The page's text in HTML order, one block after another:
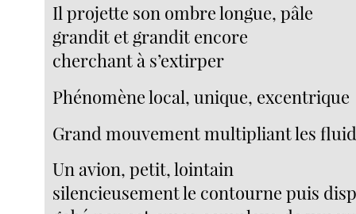
Il projette son ombre longue, pâle
grandit et grandit encore
cherchant à s’extirper
Phénomène local, unique, excentrique
Grand mouvement multipliant les
Un avion, petit, lointain
silencieusement le contourne puis